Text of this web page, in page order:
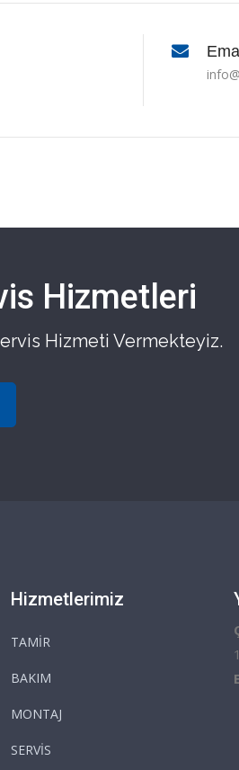
Hizmetleri
Hizmeti Vermekteyiz.
Hizmetlerimiz
TAMİR
BAKIM
MONTAJ
SERVİS